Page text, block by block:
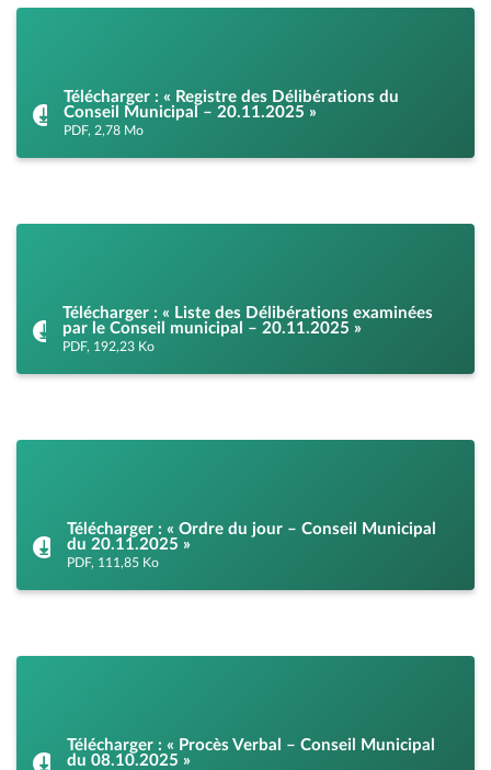
Télécharger : « Registre des Délibérations du
Conseil Municipal – 20.11.2025 »
PDF, 2,78 Mo
Télécharger : « Liste des Délibérations examinées
par le Conseil municipal – 20.11.2025 »
PDF, 192,23 Ko
Télécharger : « Ordre du jour – Conseil Municipal
du 20.11.2025 »
PDF, 111,85 Ko
Télécharger : « Procès Verbal – Conseil Municipal
du 08.10.2025 »